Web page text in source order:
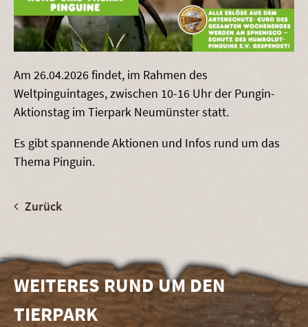
Am 26.04.2026 findet, im Rahmen des
Weltpinguintages, zwischen 10-16 Uhr der Pungin-
Aktionstag im Tierpark Neumünster statt.
Es gibt spannende Aktionen und Infos rund um das
Thema Pinguin.
Zurück
WEITERES RUND UM DEN
TIERPARK